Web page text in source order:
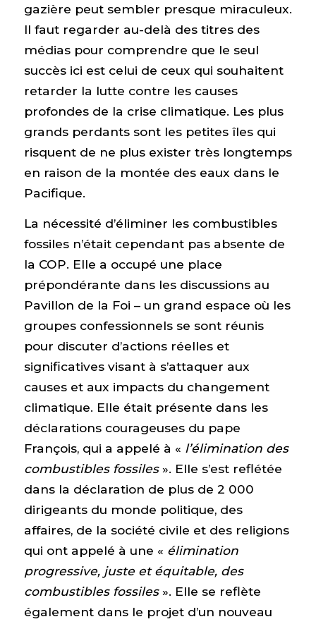
gazière peut sembler presque miraculeux.
Il faut regarder au-delà des titres des
médias pour comprendre que le seul
succès ici est celui de ceux qui souhaitent
retarder la lutte contre les causes
profondes de la crise climatique. Les plus
grands perdants sont les petites îles qui
risquent de ne plus exister très longtemps
en raison de la montée des eaux dans le
Pacifique.
La nécessité d’éliminer les combustibles
fossiles n’était cependant pas absente de
la COP. Elle a occupé une place
prépondérante dans les discussions au
Pavillon de la Foi – un grand espace où les
groupes confessionnels se sont réunis
pour discuter d’actions réelles et
significatives visant à s’attaquer aux
causes et aux impacts du changement
climatique. Elle était présente dans les
déclarations courageuses du pape
François, qui a appelé à « l’élimination des
combustibles fossiles». Elle s’est reflétée
dans la déclaration de plus de 2 000
dirigeants du monde politique, des
affaires, de la société civile et des religions
qui ont appelé à une « élimination
progressive, juste et équitable, des
combustibles fossiles». Elle se reflète
également dans le projet d’un nouveau